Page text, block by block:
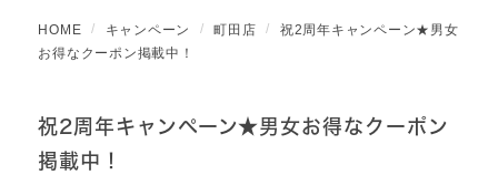
HOME キャンペーン 町田店
祝2周年キャンペーン★男女
お得なクーポン掲載中！
祝2周年キャンペーン★男女お得なクーポン
掲載中！